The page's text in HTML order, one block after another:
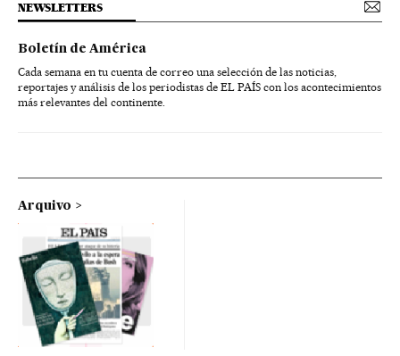
NEWSLETTERS
Boletín de América
Cada semana en tu cuenta de correo una selección de las noticias,
reportajes y análisis de los periodistas de EL PAÍS con los acontecimientos
más relevantes del continente.
Arquivo